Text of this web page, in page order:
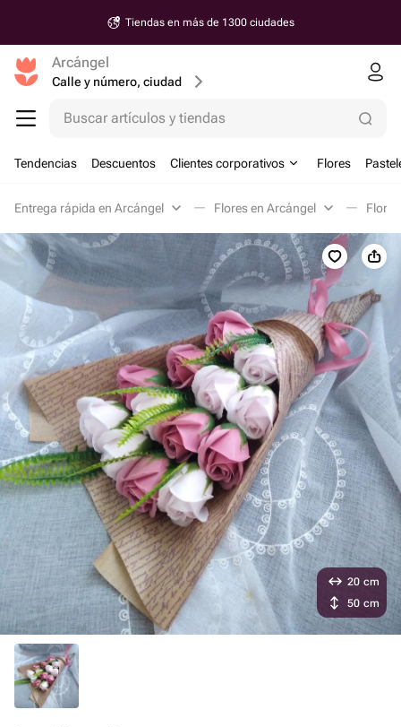
Tiendas en más de 1300 ciudades
Arcángel
Calle y número, ciudad
Buscar artículos y tiendas
Tendencias Descuentos Clientes corporativos Flores
Entrega rápida en Arcángel Flores en Arcángel
20 cm
50 cm